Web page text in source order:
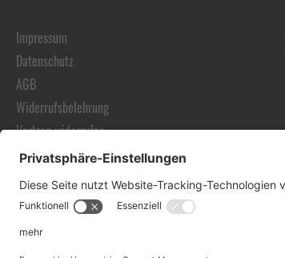
Impressum
Datenschutz
AGB
Widerrufsbelehrung
Vertrag widerrufen